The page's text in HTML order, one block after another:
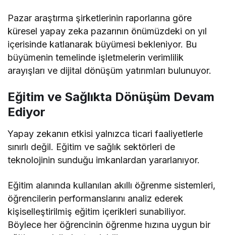
Pazar araştırma şirketlerinin raporlarına göre
küresel yapay zeka pazarının önümüzdeki on yıl
içerisinde katlanarak büyümesi bekleniyor. Bu
büyümenin temelinde işletmelerin verimlilik
arayışları ve dijital dönüşüm yatırımları bulunuyor.
Eğitim ve Sağlıkta Dönüşüm Devam
Ediyor
Yapay zekanın etkisi yalnızca ticari faaliyetlerle
sınırlı değil. Eğitim ve sağlık sektörleri de
teknolojinin sunduğu imkanlardan yararlanıyor.
Eğitim alanında kullanılan akıllı öğrenme sistemleri,
öğrencilerin performanslarını analiz ederek
kişiselleştirilmiş eğitim içerikleri sunabiliyor.
Böylece her öğrencinin öğrenme hızına uygun bir